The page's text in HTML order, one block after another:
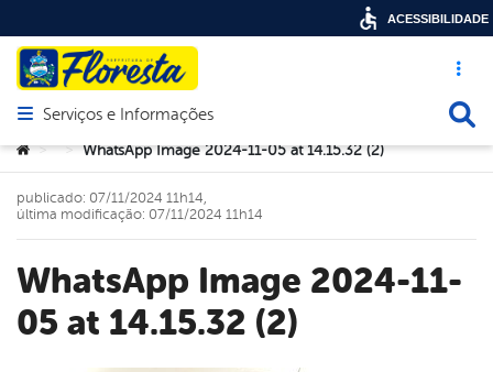
Acesso
Abrir menu principal de navegação
Serviços e Informações
Você está aqui:
> > WhatsApp Image 2024-11-05 at 14.15.32 (2)
WhatsApp Image 2024-11-
05 at 14.15.32 (2)
publicado: 07/11/2024 11h14,
última modificação: 07/11/2024 11h14
ACESSIBILIDADE